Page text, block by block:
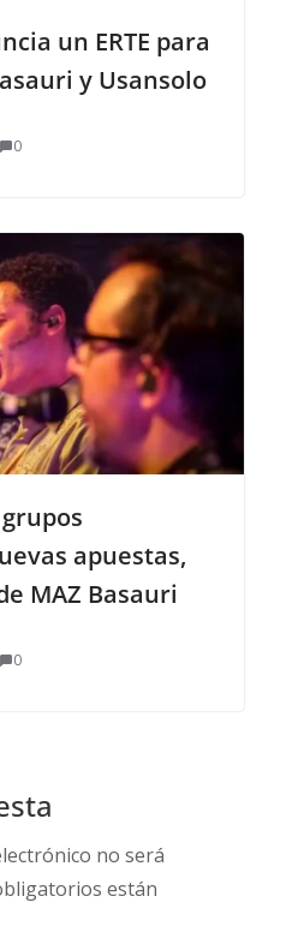
un ERTE para
y Usansolo
0
apuestas,
MAZ Basauri
0
no será
están